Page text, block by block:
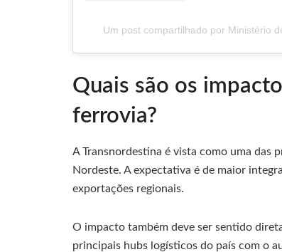
Um post compartilhado por Ministério
Quais são os
ferrovia?
A Transnordestina é vista como uma das
Nordeste. A expectativa é de maior
exportações regionais.
O impacto também deve ser sentido
principais hubs logísticos do país com o